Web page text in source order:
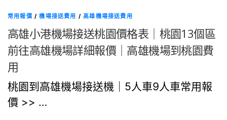
常用報價 /機場接送費用 /高雄機場接送費用
高雄小港機場接送桃園價格表｜桃園13個區
前往高雄機場詳細報價｜高雄機場到桃園費
用
桃園到高雄機場接送機｜5人車9人車常用報
價 >> …